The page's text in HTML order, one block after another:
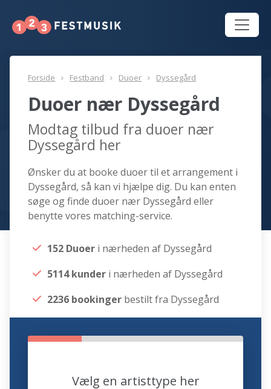
Forside Festband Duoer Dyssegård
Duoer nær Dyssegård
Modtag tilbud fra duoer nær
Dyssegård her
Ønsker du at booke duoer til et arrangement i
Dyssegård, så kan vi hjælpe dig. Du kan enten
søge og finde duoer nær Dyssegård eller
benytte vores matching-service.
152 Duoer i nærheden af Dyssegård
5114 kunder i nærheden af Dyssegård
2236 bookinger bestilt fra Dyssegård
Vælg en artisttype her